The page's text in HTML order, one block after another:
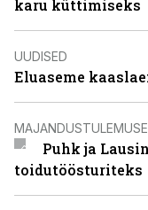
karu küttimiseks
UUDISED
Eluaseme
Puhk ja
toidutöösturiteks